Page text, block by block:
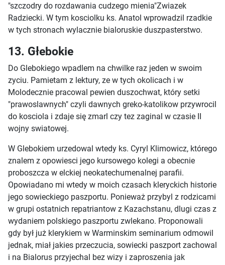
"szczodry do rozdawania cudzego mienia"Zwiazek
Radziecki. W tym kosciolku ks. Anatol wprowadzil rzadkie
w tych stronach wylacznie bialoruskie duszpasterstwo.
13. Głebokie
Do Glebokiego wpadlem na chwilke raz jeden w swoim
zyciu. Pamietam z lektury, ze w tych okolicach i w
Molodecznie pracowal pewien duszochwat, który setki
"prawoslawnych" czyli dawnych greko-katolikow przywrocil
do kosciola i zdaje się zmarl czy tez zaginal w czasie II
wojny swiatowej.
W Glebokiem urzedowal wtedy ks. Cyryl Klimowicz, którego
znalem z opowiesci jego kursowego kolegi a obecnie
proboszcza w elckiej neokatechumenalnej parafii.
Opowiadano mi wtedy w moich czasach kleryckich historie
jego sowieckiego paszportu. Ponieważ przybyl z rodzicami
w grupi ostatnich repatriantow z Kazachstanu, dlugi czas z
wydaniem polskiego paszportu zwlekano. Proponowali
gdy był już klerykiem w Warminskim seminarium odmowil
jednak, miał jakies przeczucia, sowiecki paszport zachowal
i na Bialorus przyjechal bez wizy i zaproszenia jak